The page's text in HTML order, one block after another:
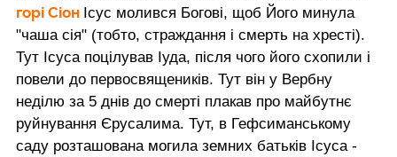
горі Сіон Ісус молився Богові, щоб Його минула
"чаша сія" (тобто, страждання і смерть на хресті).
Тут Ісуса поцілував Іуда, після чого його схопили і
повели до первосвящеників. Тут він у Вербну
неділю за 5 днів до смерті плакав про майбутнє
руйнування Єрусалима. Тут, в Гефсиманському
саду розташована могила земних батьків Ісуса -